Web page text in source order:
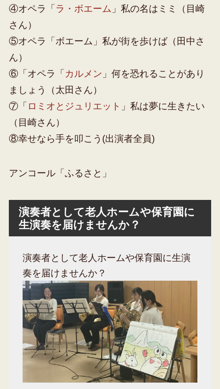
④オペラ「ラ・ボエーム 」私の名はミミ（目崎
さん）
⑤オペラ「ボエーム」私が街を歩けば（田中さ
ん）
⑥「オペラ「カルメン 」何を恐れることがあり
ましょう（太田さん）
⑦「 ロミオとジュリエット 」私は夢に生きたい
（目崎さん）
⑧幸せなら手を叩こう(出演者全員)
アンコール「ふるさと」
演奏者として老人ホームや保育園に
生演奏を届けませんか？
演奏者として老人ホームや保育園に生演
奏を届けませんか？